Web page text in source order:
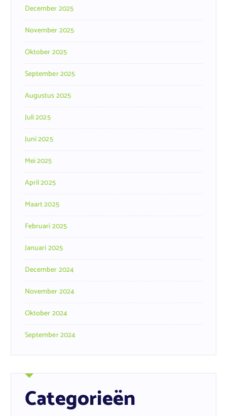
December 2025
November 2025
Oktober 2025
September 2025
Augustus 2025
Juli 2025
Juni 2025
Mei 2025
April 2025
Maart 2025
Februari 2025
Januari 2025
December 2024
November 2024
Oktober 2024
September 2024
Categorieën